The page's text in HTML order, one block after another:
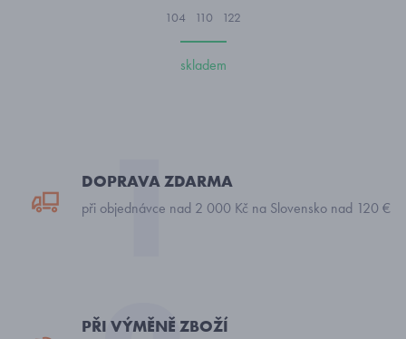
104 110 122
skladem
DOPRAVA ZDARMA
při objednávce nad 2 000 Kč na Slovensko nad 120 €
PŘI VÝMĚNĚ ZBOŽÍ